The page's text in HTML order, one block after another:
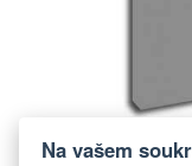
Na vašem